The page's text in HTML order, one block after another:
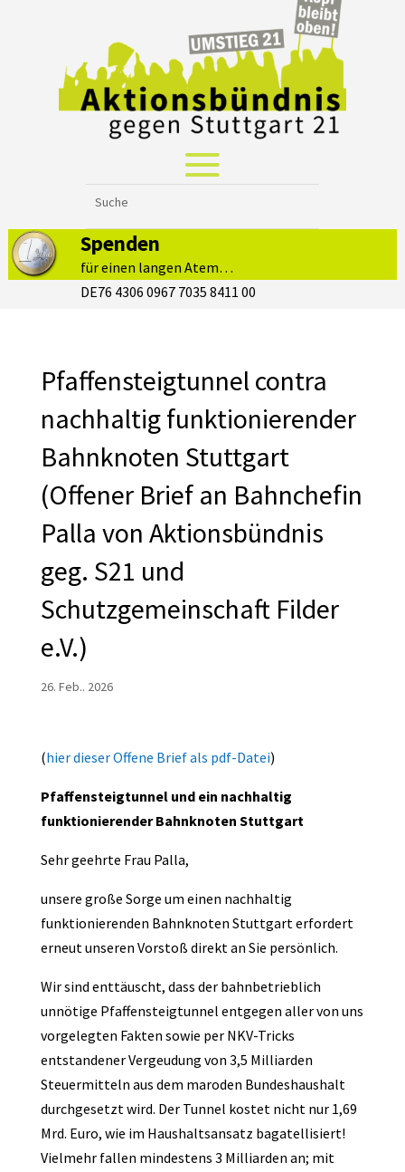
Spenden
für einen langen Atem…
DE76 4306 0967 7035 8411 00
Pfaffensteigtunnel contra
nachhaltig funktionierender
Bahnknoten Stuttgart
(Offener Brief an Bahnchefin
Palla von Aktionsbündnis
geg. S21 und
Schutzgemeinschaft Filder
e.V.)
26. Feb.. 2026
(hier dieser Offene Brief als pdf-Datei)
Pfaffensteigtunnel und ein nachhaltig
funktionierender Bahnknoten Stuttgart
Sehr geehrte Frau Palla,
unsere große Sorge um einen nachhaltig
funktionierenden Bahnknoten Stuttgart erfordert
erneut unseren Vorstoß direkt an Sie persönlich.
Wir sind enttäuscht, dass der bahnbetrieblich
unnötige Pfaffensteigtunnel entgegen aller von uns
vorgelegten Fakten sowie per NKV-Tricks
entstandener Vergeudung von 3,5 Milliarden
Steuermitteln aus dem maroden Bundeshaushalt
durchgesetzt wird. Der Tunnel kostet nicht nur 1,69
Mrd. Euro, wie im Haushaltsansatz bagatellisiert!
Vielmehr fallen mindestens 3 Milliarden an; mit